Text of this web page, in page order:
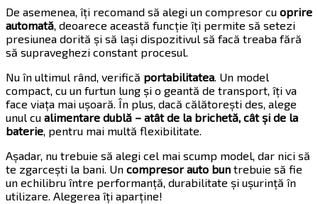
De asemenea, îți recomand să alegi un compresor cu oprire
automată, deoarece această funcție îți permite să setezi
presiunea dorită și să lași dispozitivul să facă treaba fără
să supraveghezi constant procesul.
Nu în ultimul rând, verifică portabilitatea. Un model
compact, cu un furtun lung și o geantă de transport, îți va
face viața mai ușoară. În plus, dacă călătorești des, alege
unul cu alimentare dublă – atât de la brichetă, cât și de la
baterie, pentru mai multă flexibilitate.
Așadar, nu trebuie să alegi cel mai scump model, dar nici să
te zgarcești la bani. Un compresor auto bun trebuie să fie
un echilibru între performanță, durabilitate și ușurință în
utilizare. Alegerea îți aparține!